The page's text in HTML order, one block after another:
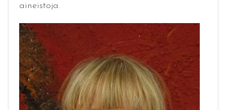
aineistoja.